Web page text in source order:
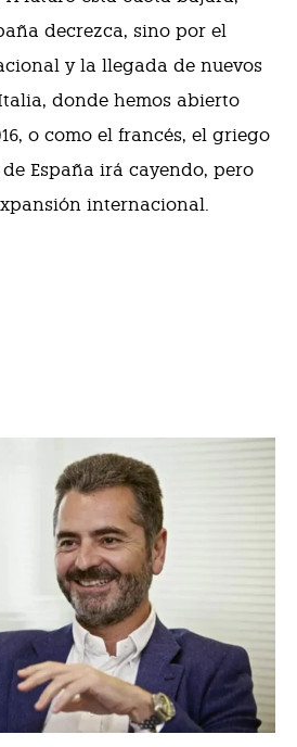
decrezca, sino por el
y la llegada de nuevos
donde hemos abierto
o como el francés, el griego
España irá cayendo, pero
internacional.